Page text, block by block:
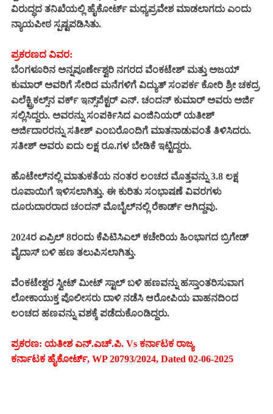
ವಿರುದ್ಧದ ತನಿಖೆಯಲ್ಲಿ ಹೈಕೋರ್ಟ್ ಮಧ್ಯಪ್ರವೇಶ ಮಾಡಲಾಗದು ಎಂದು
ನ್ಯಾಯಪೀಠ ಸ್ಪಷ್ಟಪಡಿಸಿತು.
ಪ್ರಕರಣದ ವಿವರ:
ಬೆಂಗಳೂರಿನ ಅನ್ನಪೂರ್ಣೇಶ್ವರಿ ನಗರದ ವೆಂಕಟೇಶ್ ಮತ್ತು ಅಜಯ್
ಕುಮಾರ್ ಅವರಿಗೆ ಸೇರಿದ ಮನೆಗಳಿಗೆ ವಿದ್ಯುತ್ ಸಂಪರ್ಕ ಕೋರಿ ಶ್ರೀ ಚಕದ್ರ
ಎಲೆಕ್ಟ್ರಿಕಲ್ಸ್‌ನ ವರ್ಕ್ ಇನ್ಸ್‌ಪೆಕ್ಟರ್ ಎನ್. ಚಂದನ್ ಕುಮಾರ್ ಅವರು ಅರ್ಜಿ
ಸಲ್ಲಿಸಿದ್ದರು. ಅವರನ್ನು ಸಂಪರ್ಕಿಸಿದ ಎಂಜಿನಿಯರ್ ಯತೀಶ್
ಅರ್ಜಿದಾರರನ್ನು ಸತೀಶ್ ಎಂಬರೊಂದಿಗೆ ಮಾತನಾಡುವಂತೆ ತಿಳಿಸಿದರು.
ಸತೀಶ್ ಅವರು ಐದು ಲಕ್ಷ ರೂ.ಗಳ ಬೇಡಿಕೆ ಇಟ್ಟಿದ್ದರು.
ಹೊಟೇಲ್‌ನಲ್ಲಿ ಮಾತುಕತೆಯ ನಂತರ ಲಂಚದ ಮೊತ್ತವನ್ನು 3.8 ಲಕ್ಷ
ರೂಪಾಯಿಗೆ ಇಳಿಸಲಾಗಿತ್ತು. ಈ ಕುರಿತು ಸಂಭಾಷಣೆ ವಿವರಗಳು
ದೂರುದಾರರಾದ ಚಂದನ್ ಮೊಬೈಲ್‌ನಲ್ಲಿ ರೆಕಾರ್ಡ್ ಆಗಿದ್ದವು.
2024ರ ಏಪ್ರಿಲ್‌ 8ರಂದು ಕೆಪಿಟಿಸಿಎಲ್ ಕಚೇರಿಯ ಹಿಂಭಾಗದ ಬ್ರಿಗೇಡ್
ವೈದಾಸ್ ಬಳಿ ಹಣ ತಲುಪಿಸಲಾಗಿತ್ತು.
ವೆಂಕಟೇಶ್ವರ ಸ್ವೀಟ್ ಮೀಟ್ ಸ್ಟಾಲ್ ಬಳಿ ಹಣವನ್ನು ಹಸ್ತಾಂತರಿಸುವಾಗ
ಲೋಕಾಯುಕ್ತ ಪೊಲೀಸರು ದಾಳಿ ನಡೆಸಿ ಆರೋಪಿಯ ವಾಹನದಿಂದ
ಲಂಚದ ಹಣವನ್ನು ವಶಕ್ಕೆ ಪಡೆದುಕೊಂಡಿದ್ದರು.
ಪ್ರಕರಣ: ಯತೀಶ ಎನ್.ಎಚ್‌.ಪಿ. Vs ಕರ್ನಾಟಕ ರಾಜ್ಯ
ಕರ್ನಾಟಕ ಹೈಕೋರ್ಟ್, WP 20793/2024, Dated 02-06-2025